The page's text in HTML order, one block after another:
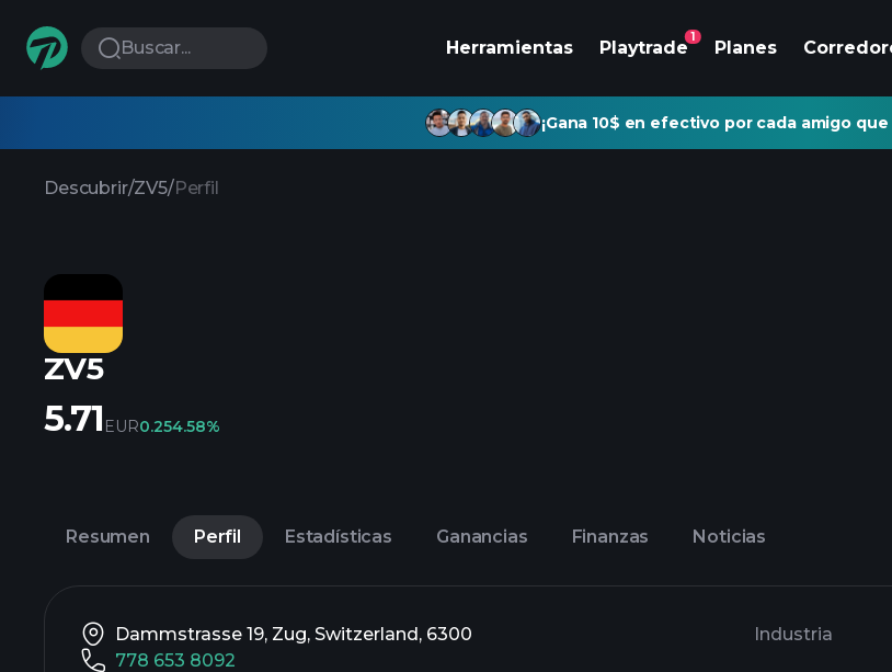
Buscar... Herramientas Playtrade
1
Planes
¡Gana 10$ en efectivo por cada amigo
Descubrir/ZV5/Perfil
ZV5
5.71 EUR0.254.58%
Resumen Perfil Estadísticas Ganancias Finanzas Noticias
Dammstrasse 19, Zug, Switzerland, 6300
778 653 8092
Industria